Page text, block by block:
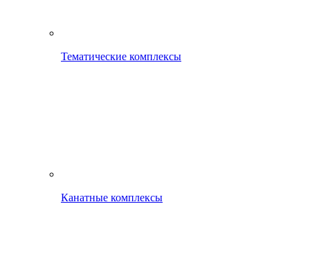
Тематические комплексы
Канатные комплексы